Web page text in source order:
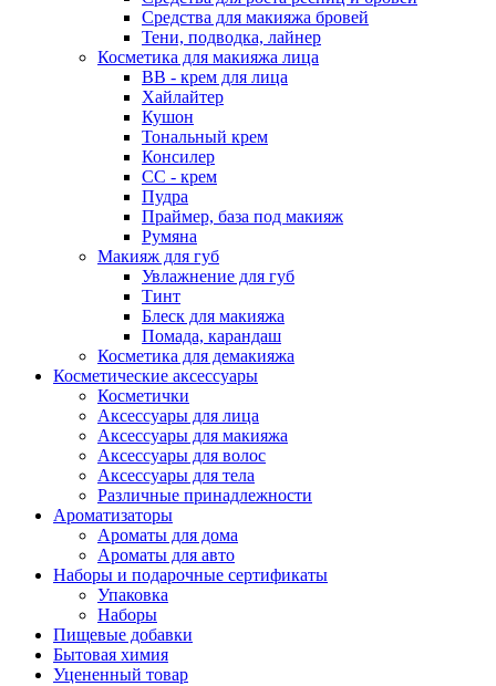
Средства для макияжа бровей
Тени, подводка, лайнер
Косметика для макияжа лица
ВВ - крем для лица
Хайлайтер
Кушон
Тональный крем
Консилер
СС - крем
Пудра
Праймер, база под макияж
Румяна
Макияж для губ
Увлажнение для губ
Тинт
Блеск для макияжа
Помада, карандаш
Косметика для демакияжа
Косметические аксессуары
Косметички
Аксессуары для лица
Аксессуары для макияжа
Аксессуары для волос
Аксессуары для тела
Различные принадлежности
Ароматизаторы
Ароматы для дома
Ароматы для авто
Наборы и подарочные сертификаты
Упаковка
Наборы
Пищевые добавки
Бытовая химия
Уцененный товар